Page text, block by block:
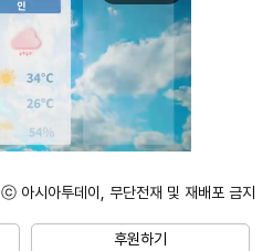
ⓒ 아시아투데이, 무단전재 및 재배포 금지
후원하기